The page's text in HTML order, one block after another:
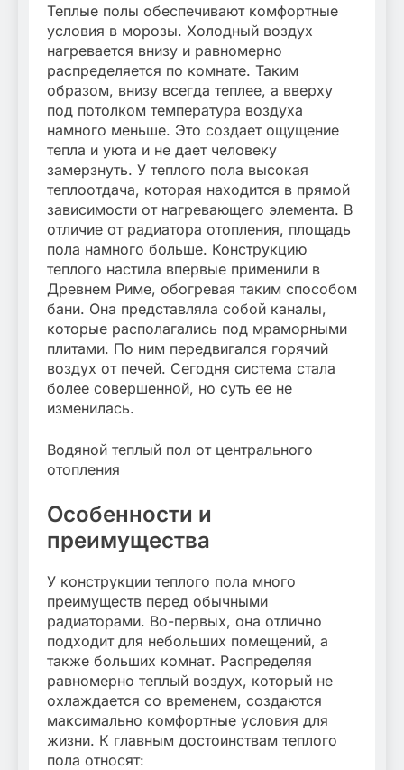
Теплые полы обеспечивают комфортные
условия в морозы. Холодный воздух
нагревается внизу и равномерно
распределяется по комнате. Таким
образом, внизу всегда теплее, а вверху
под потолком температура воздуха
намного меньше. Это создает ощущение
тепла и уюта и не дает человеку
замерзнуть. У теплого пола высокая
теплоотдача, которая находится в прямой
зависимости от нагревающего элемента. В
отличие от радиатора отопления, площадь
пола намного больше. Конструкцию
теплого настила впервые применили в
Древнем Риме, обогревая таким способом
бани. Она представляла собой каналы,
которые располагались под мраморными
плитами. По ним передвигался горячий
воздух от печей. Сегодня система стала
более совершенной, но суть ее не
изменилась.
Водяной теплый пол от центрального
отопления
Особенности и
преимущества
У конструкции теплого пола много
преимуществ перед обычными
радиаторами. Во-первых, она отлично
подходит для небольших помещений, а
также больших комнат. Распределяя
равномерно теплый воздух, который не
охлаждается со временем, создаются
максимально комфортные условия для
жизни. К главным достоинствам теплого
пола относят: